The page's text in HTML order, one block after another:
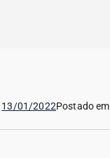
13/01/2022Postado em